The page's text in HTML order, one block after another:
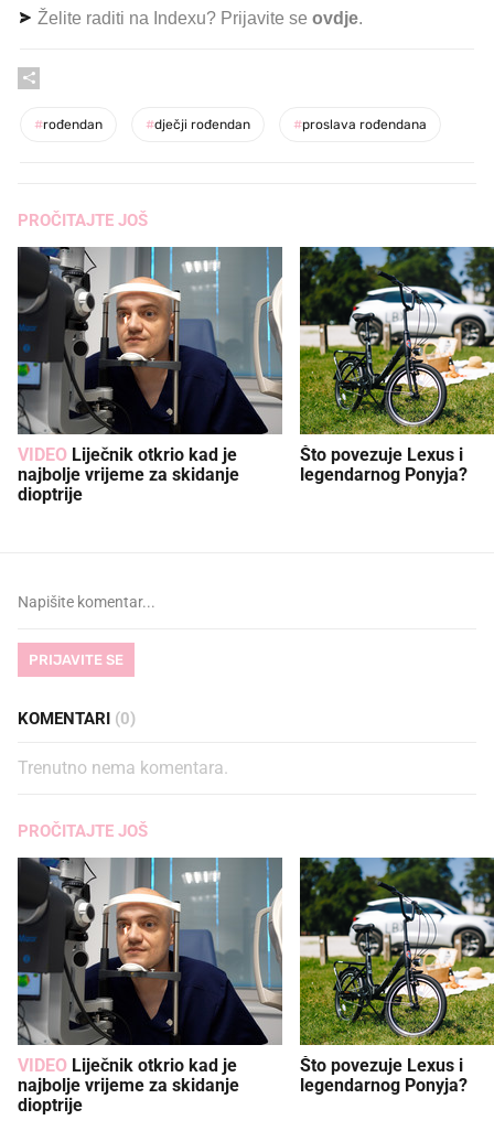
Želite raditi na Indexu? Prijavite se ovdje.
#rođendan #dječji rođendan #proslava rođendana
PROČITAJTE JOŠ
VIDEO
najbolje vrijeme za skidanje
dioptrije
Što povezuje Lexus i
legendarnog Ponyja?
PRIJAVITE SE
KOMENTARI (0)
Trenutno nema komentara.
PROČITAJTE JOŠ
VIDEO
najbolje vrijeme za skidanje
dioptrije
Što povezuje Lexus i
legendarnog Ponyja?